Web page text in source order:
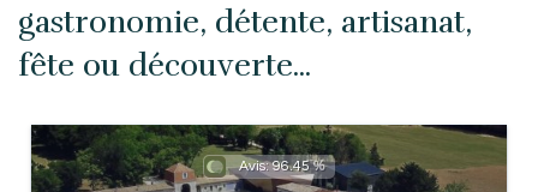
gastronomie, détente, artisanat,
fête ou découverte...
Avis:96.45